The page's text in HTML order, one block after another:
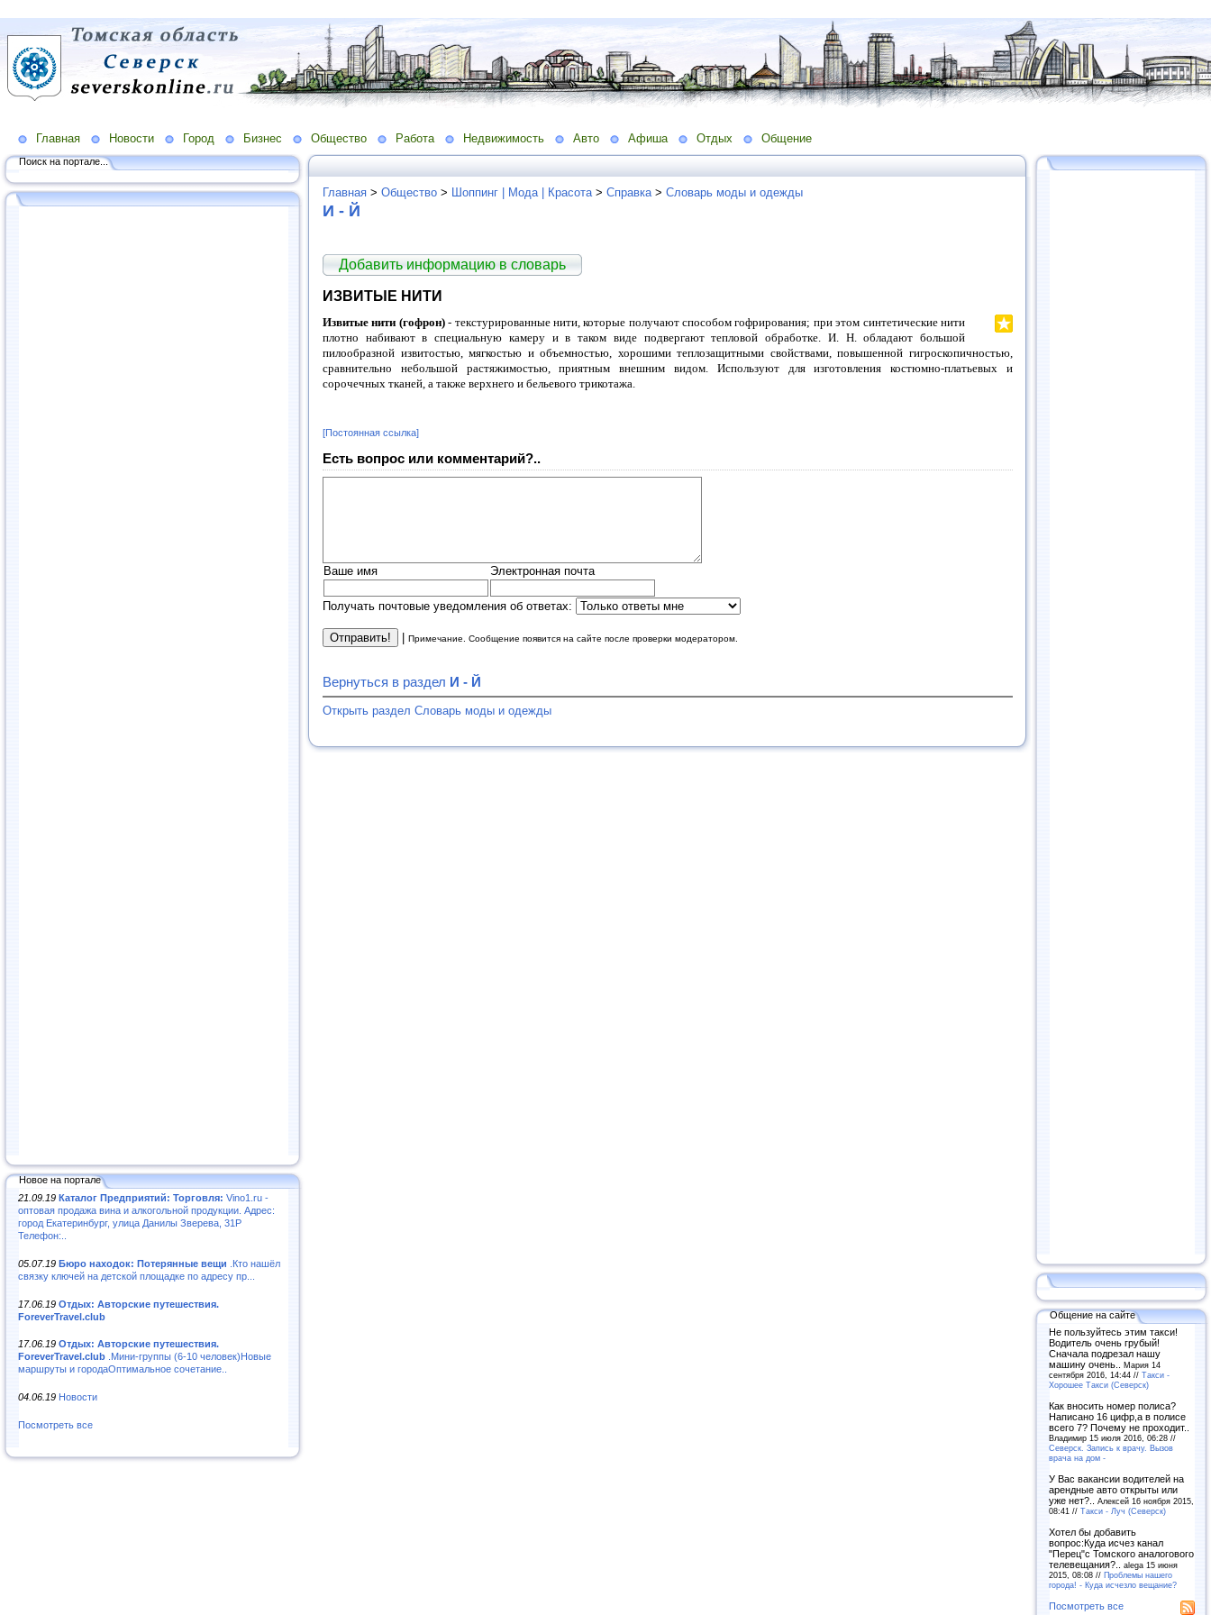
Главная Новости Город Бизнес Общество Работа Недвижимость Авто Афиша Отдых Общение
Поиск на портале...
Новое на портале
21.09.19 Каталог Предприятий: Торговля: Vino1.ru -
оптовая продажа вина и алкогольной продукции. Адрес:
город Екатеринбург, улица Данилы Зверева, 31Р
Телефон:..
05.07.19 Бюро находок: Потерянные вещи .Кто нашёл
связку ключей на детской площадке по адресу пр...
17.06.19 Отдых: Авторские путешествия.
ForeverTravel.club
17.06.19 Отдых: Авторские путешествия.
ForeverTravel.club .Мини-группы (6-10 человек)Новые
маршруты и городаОптимальное сочетание..
04.06.19 Новости
Посмотреть все
Главная > Общество > Шоппинг | Мода | Красота > Справка > Словарь моды и одежды
И - Й
Добавить информацию в словарь
ИЗВИТЫЕ НИТИ
Извитые нити (гофрон)- текстурированные нити, которые получают способом гофрирования; при этом синтетические нити
плотно набивают в специальную камеру и в таком виде подвергают тепловой обработке. И. Н. обладают большой
пилообразной извитостью, мягкостью и объемностью, хорошими теплозащитными свойствами, повышенной гигроскопичностью,
сравнительно небольшой растяжимостью, приятным внешним видом. Используют для изготовления костюмно-платьевых и
сорочечных тканей, а также верхнего и бельевого трикотажа.
[Постоянная ссылка]
Есть вопрос или комментарий?..
Ваше имя Электронная почта
Получать почтовые уведомления об ответах:
Примечание. Сообщение появится на сайте после проверки модератором.
Вернуться в раздел И - Й
Открыть раздел Словарь моды и одежды
Общение на сайте
Не пользуйтесь этим такси!
Водитель очень грубый!
Сначала подрезал нашу
машину очень.. Мария 14
сентября 2016, 14:44 // Такси -
Хорошее Такси (Северск)
Как вносить номер полиса?
Написано 16 цифр,а в полисе
всего 7? Почему не проходит..
Владимир 15 июля 2016, 06:28 //
Северск. Запись к врачу. Вызов
врача на дом -
У Вас вакансии водителей на
арендные авто открыты или
уже нет?.. Алексей 16 ноября 2015,
08:41 // Такси - Луч (Северск)
Хотел бы добавить
вопрос:Куда исчез канал
"Перец"с Томского аналогового
телевещания?.. alega 15 июня
2015, 08:08 // Проблемы нашего
города! - Куда исчезло вещание?
Посмотреть все